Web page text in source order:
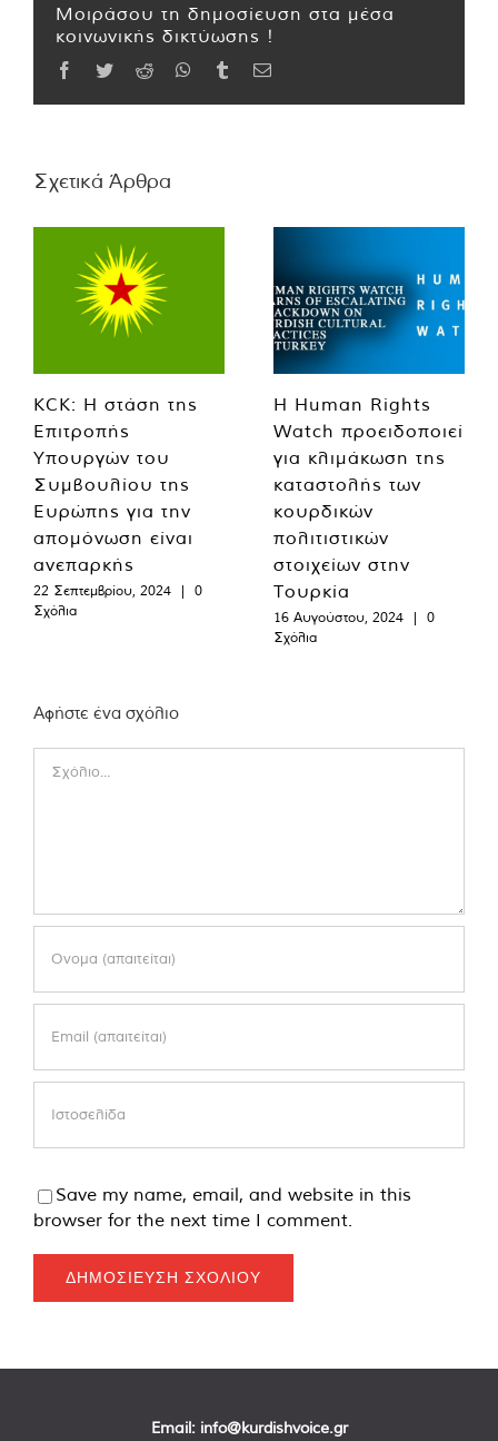
Μοιράσου τη δημοσίευση στα μέσα
κοινωνικής δικτύωσης !
Facebook
TwitterReddit WhatsApp
TumblrEmail
Σχετικά Άρθρα
KCK: Η στάση της
Επιτροπής
Υπουργών του
Συμβουλίου της
Ευρώπης για την
απομόνωση είναι
ανεπαρκής
22 Σεπτεμβρίου, 2024 |
0
Σχόλια
Η Human Rights
Watch προειδοποιεί
για κλιμάκωση της
καταστολής των
κουρδικών
πολιτιστικών
στοιχείων στην
Τουρκία
16 Αυγούστου, 2024 |
0
Σχόλια
Αφήστε ένα σχόλιο
Save my name, email, and website in this
browser for the next time I comment.
Email: info@kurdishvoice.gr